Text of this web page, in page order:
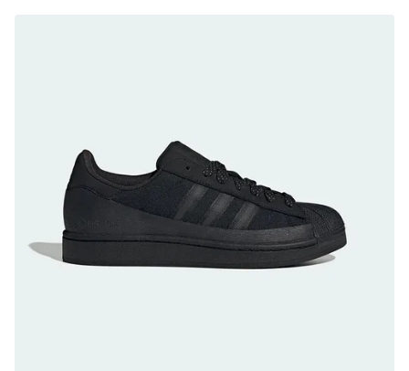
防水鞋推薦 10. PUMA Voyage NITRO™ 4
GORE-TEX：氮氣中底注入，回彈與防滑兼具的
全天候越野跑鞋
防水鞋推薦 11. On Cloudhorizon 2 WP：腳
感軟彈、搭載 Missiongrip™ 的防水輕越野鞋